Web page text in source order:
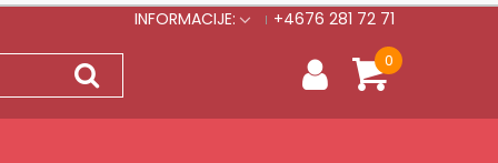
INFORMACIJE: +4676 281 72 71
0